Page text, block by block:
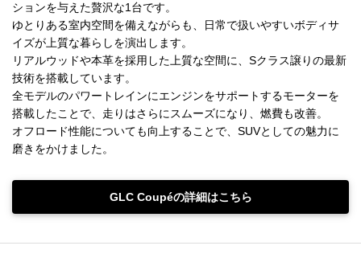
ションを与えた贅沢な1台です。
ゆとりある室内空間を備えながらも、日常で扱いやすいボディサ
イズが上質な暮らしを演出します。
リアルウッドや本革を採用した上質な空間に、Sクラス譲りの最新
技術を搭載しています。
全モデルのパワートレインにエンジンをサポートするモーターを
搭載したことで、走りはさらにスムーズになり、燃費も改善。
オフロード性能についても向上することで、SUVとしての魅力に
磨きをかけました。
GLC Coupéの詳細はこちら